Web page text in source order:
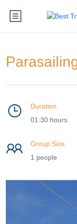
Duration
01:30 hours.
Group Size
1 people